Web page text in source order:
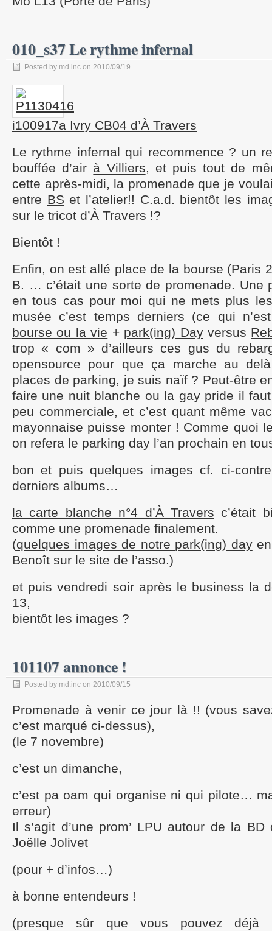
010_s37 Le rythme infernal
Posted by md.inc on 2010/09/19
i100917a Ivry CB04 d’À Travers
Le rythme infernal qui recommence ? un
bouffée d’air à Villiers, et puis tout de
cette après-midi, la promenade que je
entre BS et l’atelier!! C.a.d. bientôt les
sur le tricot d’À Travers !?
Bientôt !
Enfin, on est allé place de la bourse (Paris
B. … c’était une sorte de promenade. Une
en tous cas pour moi qui ne mets plus
musée c’est temps derniers (ce qui
bourse ou la vie + park(ing) Dayversus
trop « com » d’ailleurs ces gus du
opensource pour que ça marche au
places de parking, je suis naïf ? Peut-être
faire une nuit blanche ou la gay pride il
peu commerciale, et c’est quant même
mayonnaise puisse monter ! Comme quoi
on refera le parking day l’an prochain en
bon et puis quelques images cf. ci-
derniers albums…
la carte blanche n°4 d’À Travers c’était
comme une promenade finalement.
(quelques images de notre park(ing) dayen
Benoît sur le site de l’asso.)
et puis vendredi soir après le business la
13,
bientôt les images ?
101107 annonce !
Posted by md.inc on 2010/09/15
Promenade à venir ce jour là !! (vous
c’est marqué ci-dessus),
(le 7 novembre)
c’est un dimanche,
c’est pa oam qui organise ni qui pilote…
erreur)
Il s’agit d’une prom’ LPU autour de la
Joëlle Jolivet
(pour + d’infos…)
à bonne entendeurs !
(presque sûr que vous pouvez déjà